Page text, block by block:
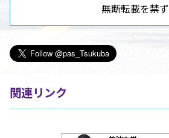
無断転載を禁ず
関連リンク